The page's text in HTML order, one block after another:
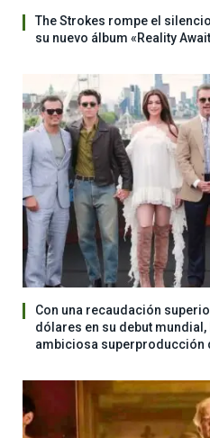
The Strokes rompe el
su nuevo álbum «Reality
Con una recaudación
dólares en su debut mundial,
ambiciosa superproducción